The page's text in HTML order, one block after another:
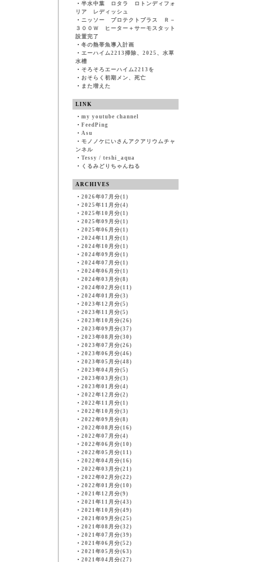
・ 半水中葉 ロタラ ロトンディフォ
リア レディッシュ
・ ニッソー プロテクトプラス Ｒ－
３００Ｗ ヒーター＋サーモスタット
設置完了
・ 冬の熱帯魚導入計画
・ エーハイム2213掃除、2025、水草
水槽
・ そろそろエーハイム2213を
・ おそらく初期メン、死亡
・ また増えた
LINK
・ my youtube channel
・ FeedPing
・ Asu
・ モノノケにいさんアクアリウムチャ
ンネル
・ Tessy / teshi_aqua
・ くるみどりちゃんねる
ARCHIVES
・ 2026年07月分(1)
・ 2025年11月分(4)
・ 2025年10月分(1)
・ 2025年09月分(1)
・ 2025年06月分(1)
・ 2024年11月分(1)
・ 2024年10月分(1)
・ 2024年09月分(1)
・ 2024年07月分(1)
・ 2024年06月分(1)
・ 2024年03月分(8)
・ 2024年02月分(11)
・ 2024年01月分(3)
・ 2023年12月分(5)
・ 2023年11月分(5)
・ 2023年10月分(26)
・ 2023年09月分(37)
・ 2023年08月分(30)
・ 2023年07月分(26)
・ 2023年06月分(46)
・ 2023年05月分(48)
・ 2023年04月分(5)
・ 2023年03月分(3)
・ 2023年01月分(4)
・ 2022年12月分(2)
・ 2022年11月分(1)
・ 2022年10月分(3)
・ 2022年09月分(8)
・ 2022年08月分(16)
・ 2022年07月分(4)
・ 2022年06月分(10)
・ 2022年05月分(11)
・ 2022年04月分(16)
・ 2022年03月分(21)
・ 2022年02月分(22)
・ 2022年01月分(10)
・ 2021年12月分(9)
・ 2021年11月分(43)
・ 2021年10月分(49)
・ 2021年09月分(25)
・ 2021年08月分(32)
・ 2021年07月分(39)
・ 2021年06月分(52)
・ 2021年05月分(63)
・ 2021年04月分(27)